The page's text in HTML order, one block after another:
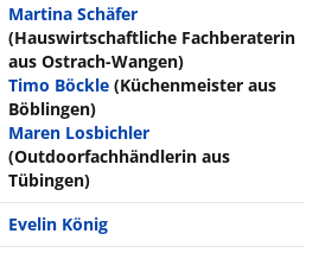
Martina Schäfer
(Hauswirtschaftliche Fachberaterin
aus Ostrach-Wangen)
Timo Böckle (Küchenmeister aus
Böblingen)
Maren Losbichler
(Outdoorfachhändlerin aus
Tübingen)
Evelin König